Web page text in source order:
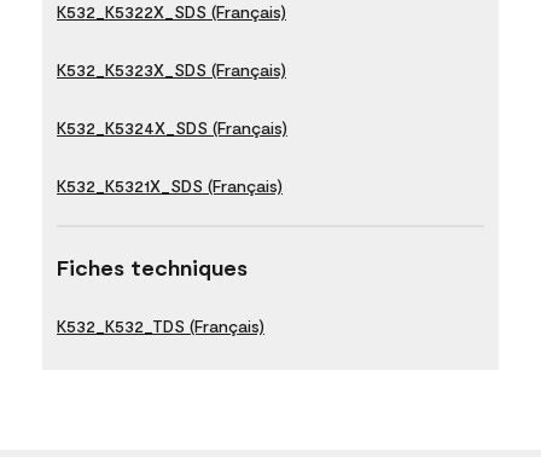
K532_K5322X_SDS (Français)
K532_K5323X_SDS (Français)
K532_K5324X_SDS (Français)
K532_K5321X_SDS (Français)
Fiches techniques
K532_K532_TDS (Français)